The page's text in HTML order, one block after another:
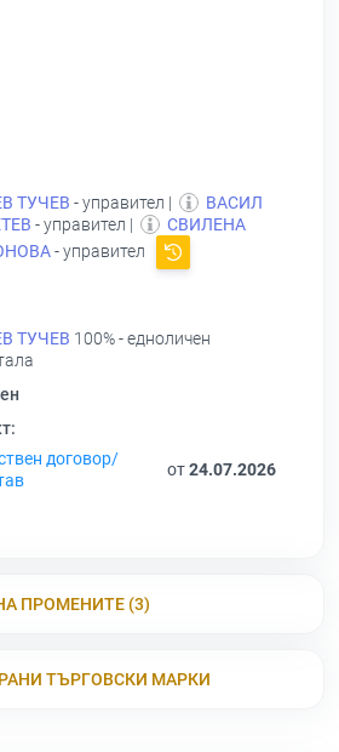
ТУЧЕВ - управител |
ВАСИЛ
- управител |
СВИЛЕНА
- управител
ТУЧЕВ 100% - едноличен
договор/
от24.07.2026
ПРОМЕНИТЕ (3)
ТЪРГОВСКИ МАРКИ